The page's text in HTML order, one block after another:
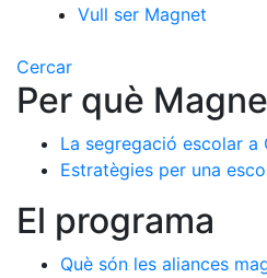
Vull ser Magnet
Cercar
Per què
La segregació escolar a
Estratègies per una
El programa
Què són les aliances